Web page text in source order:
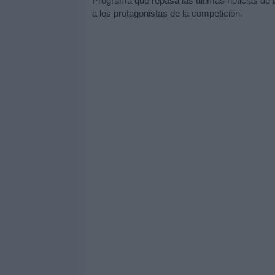
a los protagonistas de la competición.